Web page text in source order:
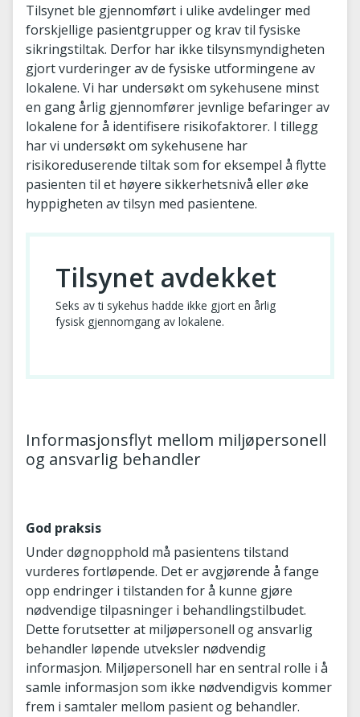
Tilsynet ble gjennomført i ulike avdelinger med
forskjellige pasientgrupper og krav til fysiske
sikringstiltak. Derfor har ikke tilsynsmyndigheten
gjort vurderinger av de fysiske utformingene av
lokalene. Vi har undersøkt om sykehusene minst
en gang årlig gjennomfører jevnlige befaringer av
lokalene for å identifisere risikofaktorer. I tillegg
har vi undersøkt om sykehusene har
risikoreduserende tiltak som for eksempel å flytte
pasienten til et høyere sikkerhetsnivå eller øke
hyppigheten av tilsyn med pasientene.
Tilsynet avdekket
Seks av ti sykehus hadde ikke gjort en årlig
fysisk gjennomgang av lokalene.
Informasjonsflyt mellom miljøpersonell
og ansvarlig behandler
God praksis
Under døgnopphold må pasientens tilstand
vurderes fortløpende. Det er avgjørende å fange
opp endringer i tilstanden for å kunne gjøre
nødvendige tilpasninger i behandlingstilbudet.
Dette forutsetter at miljøpersonell og ansvarlig
behandler løpende utveksler nødvendig
informasjon. Miljøpersonell har en sentral rolle i å
samle informasjon som ikke nødvendigvis kommer
frem i samtaler mellom pasient og behandler.